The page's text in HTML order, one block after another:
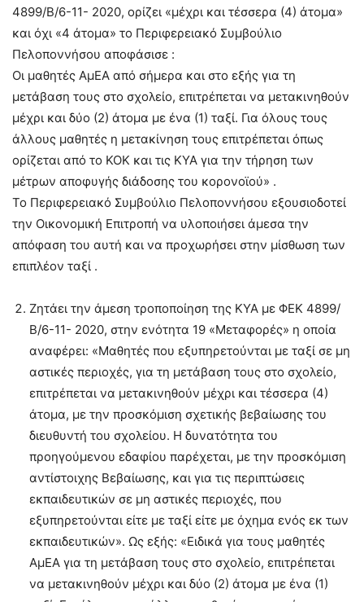
4899/Β/6-11- 2020, ορίζει «μέχρι και τέσσερα (4) άτομα»
και όχι «4 άτομα» το Περιφερειακό Συμβούλιο
Πελοποννήσου αποφάσισε :
Οι μαθητές ΑμΕΑ από σήμερα και στο εξής για τη
μετάβαση τους στο σχολείο, επιτρέπεται να μετακινηθούν
μέχρι και δύο (2) άτομα με ένα (1) ταξί. Για όλους τους
άλλους μαθητές η μετακίνηση τους επιτρέπεται όπως
ορίζεται από το ΚΟΚ και τις ΚΥΑ για την τήρηση των
μέτρων αποφυγής διάδοσης του κορονοϊού» .
Το Περιφερειακό Συμβούλιο Πελοποννήσου εξουσιοδοτεί
την Οικονομική Επιτροπή να υλοποιήσει άμεσα την
απόφαση του αυτή και να προχωρήσει στην μίσθωση των
επιπλέον ταξί .
Ζητάει την άμεση τροποποίηση της ΚΥΑ με ΦΕΚ 4899/
Β/6-11- 2020, στην ενότητα 19 «Μεταφορές» η οποία
αναφέρει: «Μαθητές που εξυπηρετούνται με ταξί σε μη
αστικές περιοχές, για τη μετάβαση τους στο σχολείο,
επιτρέπεται να μετακινηθούν μέχρι και τέσσερα (4)
άτομα, με την προσκόμιση σχετικής βεβαίωσης του
διευθυντή του σχολείου. Η δυνατότητα του
προηγούμενου εδαφίου παρέχεται, με την προσκόμιση
αντίστοιχης Βεβαίωσης, και για τις περιπτώσεις
εκπαιδευτικών σε μη αστικές περιοχές, που
εξυπηρετούνται είτε με ταξί είτε με όχημα ενός εκ των
εκπαιδευτικών». Ως εξής: «Ειδικά για τους μαθητές
ΑμΕΑ για τη μετάβαση τους στο σχολείο, επιτρέπεται
να μετακινηθούν μέχρι και δύο (2) άτομα με ένα (1)